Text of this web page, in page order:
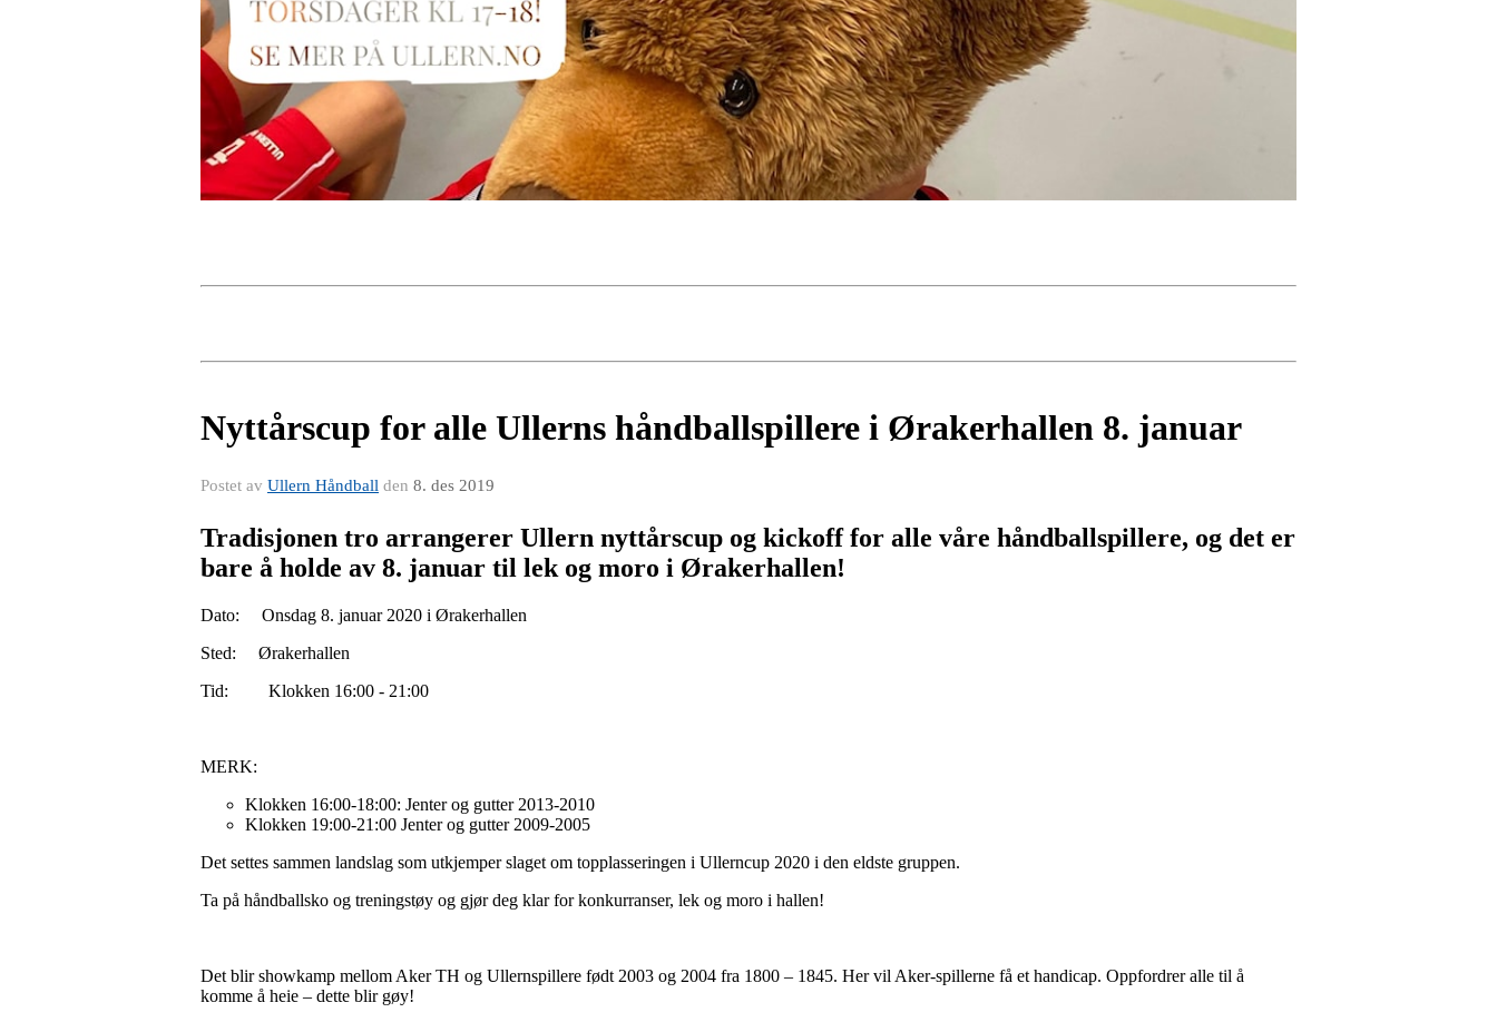
Nyttårscup for alle Ullerns håndballspillere i Ørakerhallen 8. januar
Postet av Ullern Håndball den 8. des 2019
Tradisjonen tro arrangerer Ullern nyttårscup og kickoff for alle våre håndballspillere, og det er
bare å holde av 8. januar til lek og moro i Ørakerhallen!
Dato: Onsdag 8. januar 2020 i Ørakerhallen
Sted: Ørakerhallen
Tid: Klokken 16:00 - 21:00
MERK:
Klokken 16:00-18:00: Jenter og gutter 2013-2010
Klokken 19:00-21:00 Jenter og gutter 2009-2005
Det settes sammen landslag som utkjemper slaget om topplasseringen i Ullerncup 2020 i den eldste gruppen.
Ta på håndballsko og treningstøy og gjør deg klar for konkurranser, lek og moro i hallen!
Det blir showkamp mellom Aker TH og Ullernspillere født 2003 og 2004 fra 1800 – 1845. Her vil Aker-spillerne få et handicap. Oppfordrer alle til å
komme å heie – dette blir gøy!